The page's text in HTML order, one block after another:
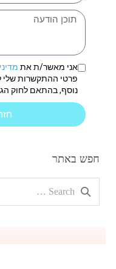
אני מאשר/ת את
פרטי ההתקשרות שלי
נוסף, בהתאם לחוק
חפש באתר